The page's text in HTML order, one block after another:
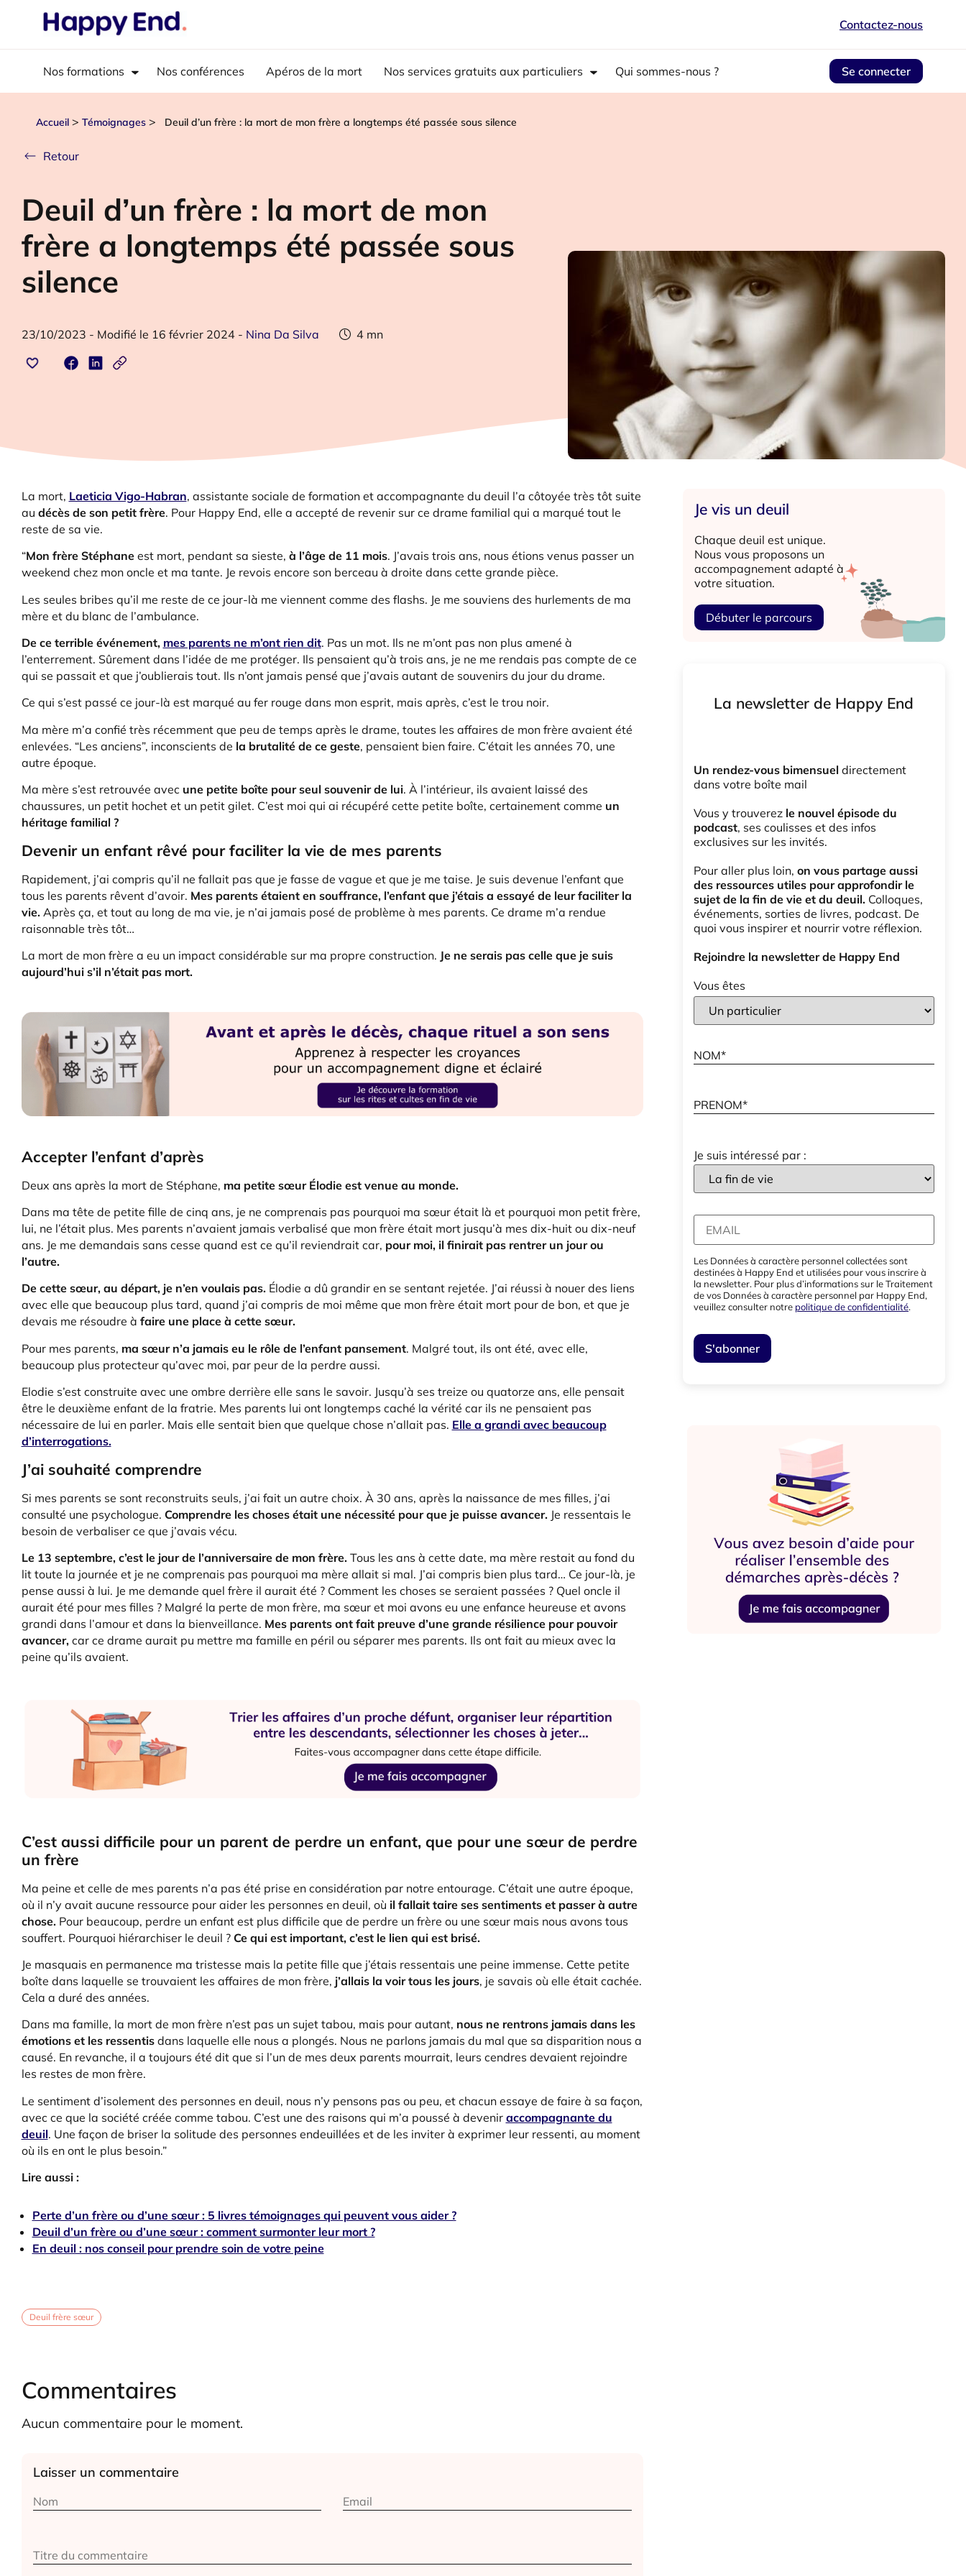
Contactez-nous
Nos formations Nos conférences Apéros de la mort Nos services gratuits aux particuliers Qui sommes-nous ? Se connecter
Accueil > Témoignages > Deuil d’un frère : la mort de mon frère a longtemps été passée sous silence
Retour
Deuil d’un frère : la mort de mon
frère a longtemps été passée sous
silence
23/10/2023 - Modifié le 16 février 2024- Nina Da Silva 4 mn
La mort, Laeticia Vigo-Habran, assistante sociale de formation et accompagnante du deuil l’a côtoyée très tôt suite
au décès de son petit frère. Pour Happy End, elle a accepté de revenir sur ce drame familial qui a marqué tout le
reste de sa vie.
“Mon frère Stéphaneest mort, pendant sa sieste, à l’âge de 11 mois. J’avais trois ans, nous étions venus passer un
weekend chez mon oncle et ma tante. Je revois encore son berceau à droite dans cette grande pièce.
Les seules bribes qu’il me reste de ce jour-là me viennent comme des flashs. Je me souviens des hurlements de ma
mère et du blanc de l’ambulance.
De ce terrible événement, mes parents ne m’ont rien dit. Pas un mot. Ils ne m’ont pas non plus amené à
l’enterrement. Sûrement dans l’idée de me protéger. Ils pensaient qu’à trois ans, je ne me rendais pas compte de ce
qui se passait et que j’oublierais tout. Ils n’ont jamais pensé que j’avais autant de souvenirs du jour du drame.
Ce qui s’est passé ce jour-là est marqué au fer rouge dans mon esprit, mais après, c’est le trou noir.
Ma mère m’a confié très récemment que peu de temps après le drame, toutes les affaires de mon frère avaient été
enlevées. “Les anciens”, inconscients de la brutalité de ce geste, pensaient bien faire. C’était les années 70, une
autre époque.
Ma mère s’est retrouvée avec une petite boîte pour seul souvenir de lui. À l’intérieur, ils avaient laissé des
chaussures, un petit hochet et un petit gilet. C’est moi qui ai récupéré cette petite boîte, certainement comme un
héritage familial ?
Devenir un enfant rêvé pour faciliter la vie de mes parents
Rapidement, j’ai compris qu’il ne fallait pas que je fasse de vague et que je me taise. Je suis devenue l’enfant que
tous les parents rêvent d’avoir. Mes parents étaient en souffrance, l’enfant que j’étais a essayé de leur faciliter la
vie.Après ça, et tout au long de ma vie, je n’ai jamais posé de problème à mes parents. Ce drame m’a rendue
raisonnable très tôt…
La mort de mon frère a eu un impact considérable sur ma propre construction. Je ne serais pas celle que je suis
aujourd’hui s’il n’était pas mort.
Accepter l’enfant d’après
Deux ans après la mort de Stéphane, ma petite sœur Élodie est venue au monde.
Dans ma tête de petite fille de cinq ans, je ne comprenais pas pourquoi ma sœur était là et pourquoi mon petit frère,
lui, ne l’était plus. Mes parents n’avaient jamais verbalisé que mon frère était mort jusqu’à mes dix-huit ou dix-neuf
ans. Je me demandais sans cesse quand est ce qu’il reviendrait car, pour moi, il finirait pas rentrer un jour ou
l’autre.
De cette sœur, au départ, je n’en voulais pas.Élodie a dû grandir en se sentant rejetée. J’ai réussi à nouer des liens
avec elle que beaucoup plus tard, quand j’ai compris de moi même que mon frère était mort pour de bon, et que je
devais me résoudre à faire une place à cette sœur.
Pour mes parents, ma sœur n’a jamais eu le rôle de l’enfant pansement. Malgré tout, ils ont été, avec elle,
beaucoup plus protecteur qu’avec moi, par peur de la perdre aussi.
Elodie s’est construite avec une ombre derrière elle sans le savoir. Jusqu’à ses treize ou quatorze ans, elle pensait
être le deuxième enfant de la fratrie. Mes parents lui ont longtemps caché la vérité car ils ne pensaient pas
nécessaire de lui en parler. Mais elle sentait bien que quelque chose n’allait pas. Elle a grandi avec beaucoup
d’interrogations.
J’ai souhaité comprendre
Si mes parents se sont reconstruits seuls, j’ai fait un autre choix. À 30 ans, après la naissance de mes filles, j’ai
consulté une psychologue. Comprendre les choses était une nécessité pour que je puisse avancer.Je ressentais le
besoin de verbaliser ce que j’avais vécu.
Le 13 septembre, c’est le jour de l’anniversaire de mon frère.Tous les ans à cette date, ma mère restait au fond du
lit toute la journée et je ne comprenais pas pourquoi ma mère allait si mal. J’ai compris bien plus tard… Ce jour-là, je
pense aussi à lui. Je me demande quel frère il aurait été ? Comment les choses se seraient passées ? Quel oncle il
aurait été pour mes filles ? Malgré la perte de mon frère, ma sœur et moi avons eu une enfance heureuse et avons
grandi dans l’amour et dans la bienveillance. Mes parents ont fait preuve d’une grande résilience pour pouvoir
avancer,car ce drame aurait pu mettre ma famille en péril ou séparer mes parents. Ils ont fait au mieux avec la
peine qu’ils avaient.
C’est aussi difficile pour un parent de perdre un enfant, que pour une sœur de perdre
un frère
Ma peine et celle de mes parents n’a pas été prise en considération par notre entourage. C’était une autre époque,
où il n’y avait aucune ressource pour aider les personnes en deuil, où il fallait taire ses sentiments et passer à autre
chose.Pour beaucoup, perdre un enfant est plus difficile que de perdre un frère ou une sœur mais nous avons tous
souffert. Pourquoi hiérarchiser le deuil ? Ce qui est important, c’est le lien qui est brisé.
Je masquais en permanence ma tristesse mais la petite fille que j’étais ressentais une peine immense. Cette petite
boîte dans laquelle se trouvaient les affaires de mon frère, j’allais la voir tous les jours, je savais où elle était cachée.
Cela a duré des années.
Dans ma famille, la mort de mon frère n’est pas un sujet tabou, mais pour autant, nous ne rentrons jamais dans les
émotions et les ressentisdans laquelle elle nous a plongés. Nous ne parlons jamais du mal que sa disparition nous a
causé. En revanche, il a toujours été dit que si l’un de mes deux parents mourrait, leurs cendres devaient rejoindre
les restes de mon frère.
Le sentiment d’isolement des personnes en deuil, nous n’y pensons pas ou peu, et chacun essaye de faire à sa façon,
avec ce que la société créée comme tabou. C’est une des raisons qui m’a poussé à devenir accompagnante du
deuil. Une façon de briser la solitude des personnes endeuillées et de les inviter à exprimer leur ressenti, au moment
où ils en ont le plus besoin.”
Lire aussi :
Perte d’un frère ou d’une sœur : 5 livres témoignages qui peuvent vous aider ?
Deuil d’un frère ou d’une sœur : comment surmonter leur mort ?
En deuil : nos conseil pour prendre soin de votre peine
Deuil frère sœur
Commentaires
Aucun commentaire pour le moment.
Laisser un commentaire
Alternative:
Je vis un deuil
Chaque deuil est unique.
Nous vous proposons un
accompagnement adapté à
votre situation.
Débuter le parcours
La newsletter de Happy End
Un rendez-vous bimensuel directement
dans votre boîte mail
Vous y trouverez le nouvel épisode du
podcast, ses coulisses et des infos
exclusives sur les invités.
Pour aller plus loin, on vous partage aussi
des ressources utiles pour approfondir le
sujet de la fin de vie et du deuil. Colloques,
événements, sorties de livres, podcast. De
quoi vous inspirer et nourrir votre réflexion.
Rejoindre la newsletter de Happy End
Vous êtes
Je suis intéressé par :
Les Données à caractère personnel collectées sont
destinées à Happy End et utilisées pour vous inscrire à
la newsletter. Pour plus d’informations sur le Traitement
de vos Données à caractère personnel par Happy End,
veuillez consulter notre politique de confidentialité.